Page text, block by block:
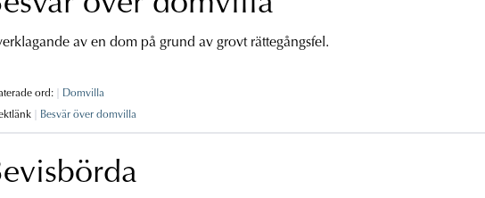
av en dom på grund av grovt rättegångsfel.
ord:
Domvilla
Besvär över domvilla